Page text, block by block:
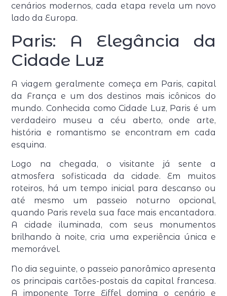
cenários modernos, cada etapa revela um novo
lado da Europa.
Paris: A Elegância da
Cidade Luz
A viagem geralmente começa em Paris, capital
da França e um dos destinos mais icônicos do
mundo. Conhecida como Cidade Luz, Paris é um
verdadeiro museu a céu aberto, onde arte,
história e romantismo se encontram em cada
esquina.
Logo na chegada, o visitante já sente a
atmosfera sofisticada da cidade. Em muitos
roteiros, há um tempo inicial para descanso ou
até mesmo um passeio noturno opcional,
quando Paris revela sua face mais encantadora.
A cidade iluminada, com seus monumentos
brilhando à noite, cria uma experiência única e
memorável.
No dia seguinte, o passeio panorâmico apresenta
os principais cartões-postais da capital francesa.
A imponente Torre Eiffel domina o cenário e